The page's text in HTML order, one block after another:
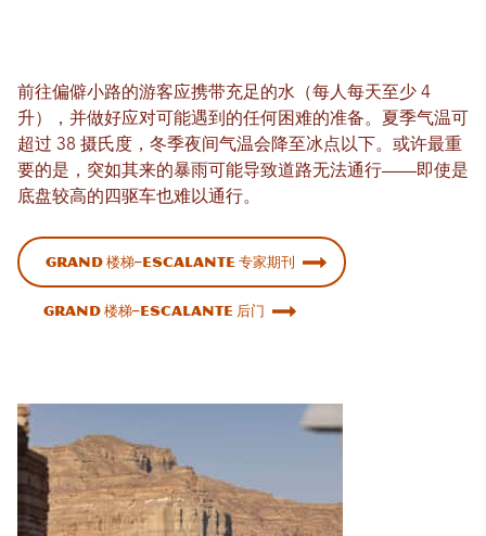
前往偏僻小路的游客应携带充足的水（每人每天至少 4
升），并做好应对可能遇到的任何困难的准备。夏季气温可
超过 38 摄氏度，冬季夜间气温会降至冰点以下。或许最重
要的是，突如其来的暴雨可能导致道路无法通行——即使是
底盘较高的四驱车也难以通行。
Grand 楼梯–Escalante 专家期刊
Grand 楼梯–Escalante 后门